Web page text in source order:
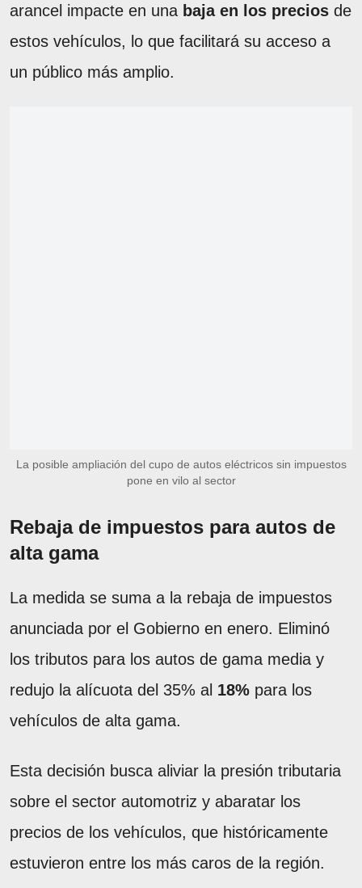
arancel impacte en una baja en los precios de
estos vehículos, lo que facilitará su acceso a
un público más amplio.
La posible ampliación del cupo de autos eléctricos sin impuestos
pone en vilo al sector
Rebaja de impuestos para autos de
alta gama
La medida se suma a la rebaja de impuestos
anunciada por el Gobierno en enero. Eliminó
los tributos para los autos de gama media y
redujo la alícuota del 35% al 18% para los
vehículos de alta gama.
Esta decisión busca aliviar la presión tributaria
sobre el sector automotriz y abaratar los
precios de los vehículos, que históricamente
estuvieron entre los más caros de la región.